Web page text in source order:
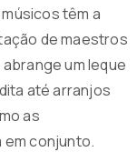
têm a
de maestros
um leque
até arranjos
as
conjunto.